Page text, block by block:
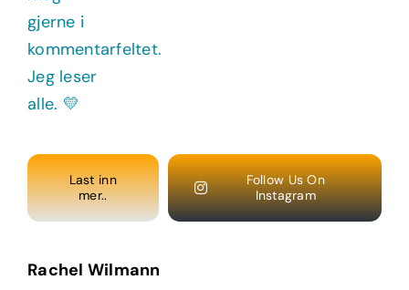
Last inn
mer..
Follow Us On
Instagram
Rachel Wilmann